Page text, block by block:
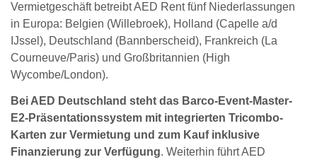
Vermietgeschäft betreibt AED Rent fünf Niederlassungen
in Europa: Belgien (Willebroek), Holland (Capelle a/d
IJssel), Deutschland (Bannberscheid), Frankreich (La
Courneuve/Paris) und Großbritannien (High
Wycombe/London).
Bei AED Deutschland steht das Barco-Event-Master-
E2-Präsentationssystem mit integrierten Tricombo-
Karten zur Vermietung und zum Kauf inklusive
Finanzierung zur Verfügung. Weiterhin führt AED